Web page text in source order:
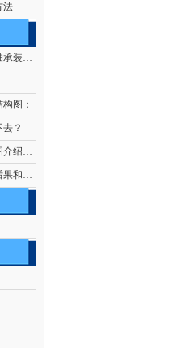
法
图：
图：
？
使用：
空转：